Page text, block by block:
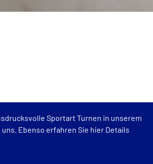
Sportart Turnen in unserem
Ebenso erfahren Sie hier Details